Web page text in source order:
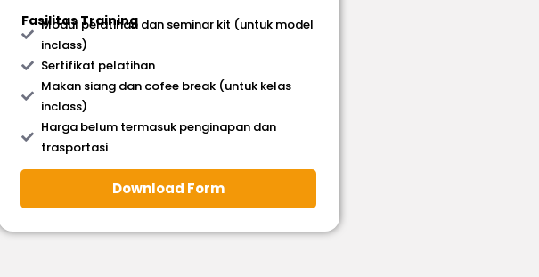
Fasilitas Training
Modul pelatihan dan seminar kit (untuk model
inclass)
Sertifikat pelatihan
Makan siang dan cofee break (untuk kelas
inclass)
Harga belum termasuk penginapan dan
trasportasi
Download Form